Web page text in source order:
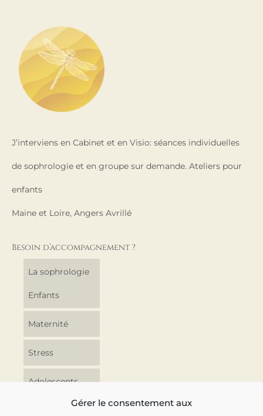
Gérer le consentement aux
J’interviens en Cabinet et en Visio: séances individuelles
de sophrologie et en groupe sur demande. Ateliers pour
enfants
Maine et Loire, Angers Avrillé
Besoin d’accompagnement ?
La sophrologie
Enfants
Maternité
Stress
Adolescents